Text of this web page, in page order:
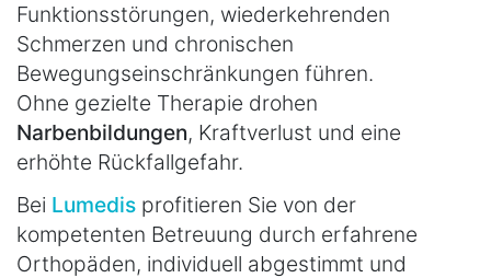
Funktionsstörungen, wiederkehrenden
Schmerzen und chronischen
Bewegungseinschränkungen führen.
Ohne gezielte Therapie drohen
Narbenbildungen, Kraftverlust und eine
erhöhte Rückfallgefahr.
Bei Lumedis profitieren Sie von der
kompetenten Betreuung durch erfahrene
Orthopäden, individuell abgestimmt und